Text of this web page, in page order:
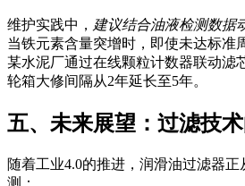
维护实践中， 建议结合油液检测数据
当铁元素含量突增时，即使未达标准
某水泥厂通过在线颗粒计数器联动滤
轮箱大修间隔从2年延长至5年。
五、未来展望：过滤技
随着工业4.0的推进，润滑油过滤器
测：